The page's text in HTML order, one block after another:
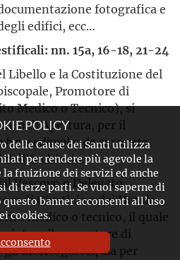
fotografica e
edifici, ecc…
nn. 15a, 16-18, 21-24
Libello e la Costituzione del
Promotore di
Medico o Tecnico), si
o di Apertura, per il
bene adimplendo et secreto
dell'Inchiesta.
Vescovo o Delegato
di Giustizia e dal Notaio,
medico o tecnico, il quale
aiutare il promotore di
gli interrogatori, sia per
POLICY
delle Cause dei Santi utilizza
per rendere più agevole la
fruizione dei servizi ed anche
di terze parti. Se vuoi saperne di
questo banner acconsenti all’uso
cookies.